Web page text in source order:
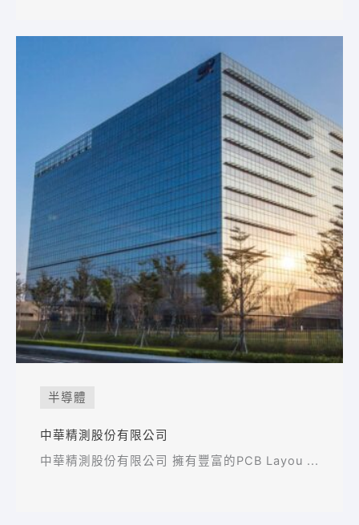
半導體
中華精測股份有限公司
中華精測股份有限公司 擁有豐富的PCB Layou ...